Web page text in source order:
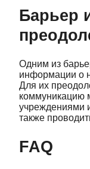
Барьер
Одним из
информации о
Для их
коммуникацию
учреждениями
также
FAQ